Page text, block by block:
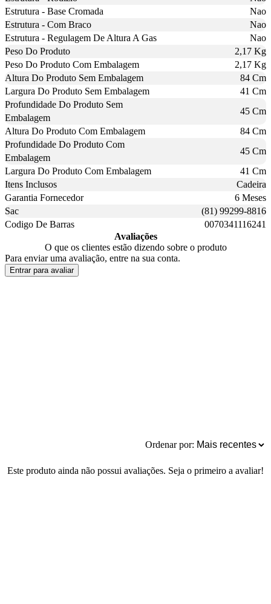
Estrutura - Base Cromada
Nao
Estrutura - Com Braco
Nao
Estrutura - Regulagem De Altura A Gas
Nao
Peso Do Produto
2,17 Kg
Peso Do Produto Com Embalagem
2,17 Kg
Altura Do Produto Sem Embalagem
84 Cm
Largura Do Produto Sem Embalagem
41 Cm
Profundidade Do Produto Sem
Embalagem
45 Cm
Altura Do Produto Com Embalagem
84 Cm
Profundidade Do Produto Com
Embalagem
45 Cm
Largura Do Produto Com Embalagem
41 Cm
Itens Inclusos
Cadeira
Garantia Fornecedor
6 Meses
Sac
(81) 99299-8816
Codigo De Barras
0070341116241
Avaliações
O que os clientes estão dizendo sobre o produto
Para enviar uma avaliação, entre na sua conta.
Entrar para avaliar
Ordenar por:
Este produto ainda não possui avaliações. Seja o primeiro a avaliar!